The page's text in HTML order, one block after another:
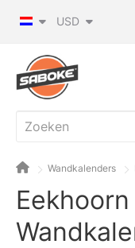
USD
Wandkalenders